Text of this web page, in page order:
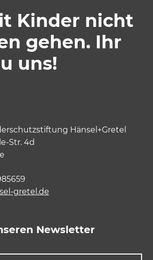
Kinder nicht
gehen. Ihr
uns!
Hänsel+Gretel
Str. 4d
gretel.de
Newsletter